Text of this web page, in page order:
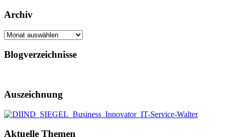
Archiv
Archiv
Blogverzeichnisse
Auszeichnung
Aktuelle Themen